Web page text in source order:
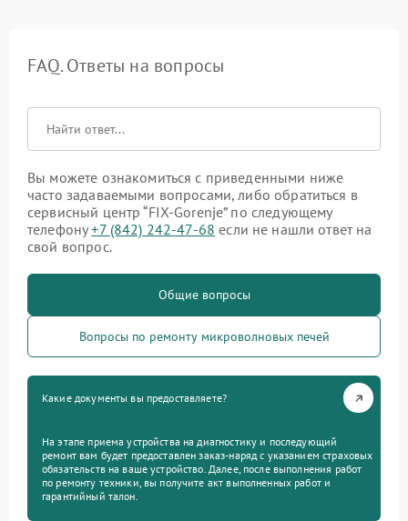
FAQ. Ответы на вопросы
Вы можете ознакомиться с приведенными ниже
часто задаваемыми вопросами, либо обратиться в
сервисный центр “FIX-Gorenje” по следующему
телефону+7 (842) 242-47-68 если не нашли ответ на
свой вопрос.
Общие вопросы
Вопросы по ремонту микроволновых печей
Какие документы вы предоставляете?
На этапе приема устройства на диагностику и последующий
ремонт вам будет предоставлен заказ-наряд с указанием страховых
обязательств на ваше устройство. Далее, после выполнения работ
по ремонту техники, вы получите акт выполненных работ и
гарантийный талон.